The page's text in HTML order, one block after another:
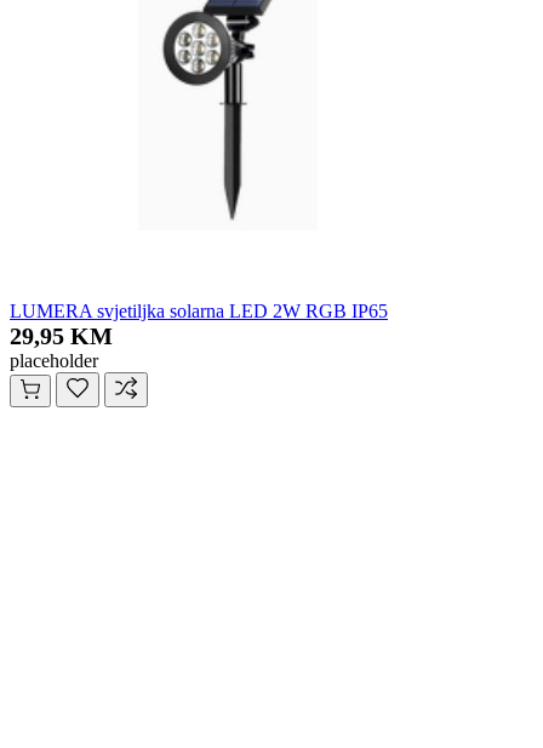
LUMERA svjetiljka solarna LED 2W RGB IP65
29,95 KM
placeholder